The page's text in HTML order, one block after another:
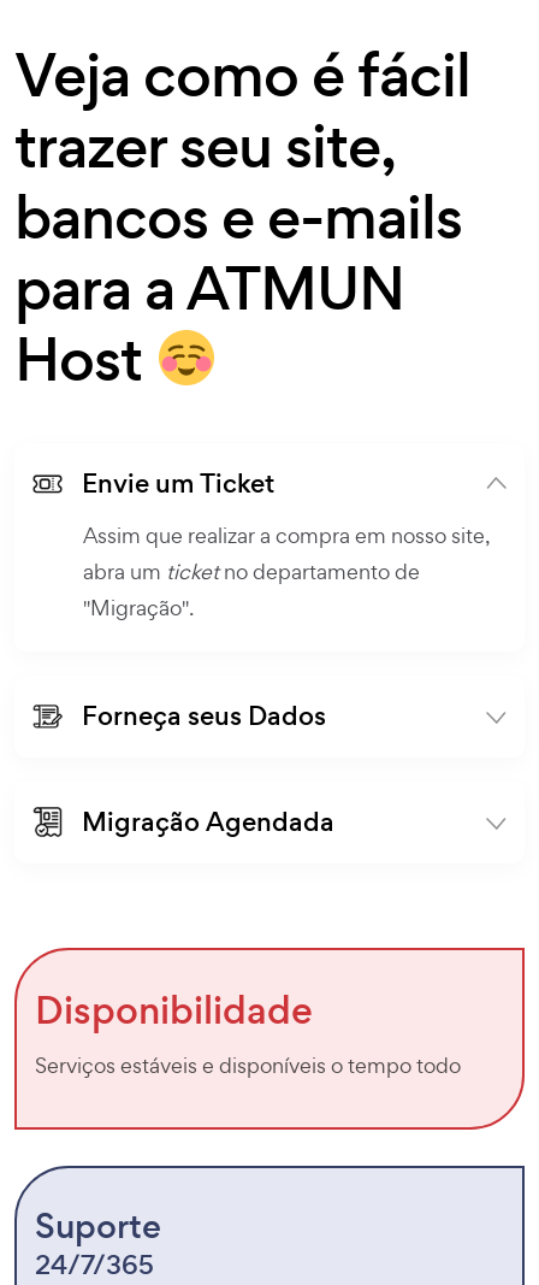
Veja como é fácil
trazer seu site,
bancos e e-mails
para a ATMUN
Host
Envie um Ticket
Assim que realizar a compra em nosso site,
abra um ticketno departamento de
"Migração".
Forneça seus Dados
Migração Agendada
Disponibilidade
Serviços estáveis e disponíveis o tempo todo
Suporte
24/7/365